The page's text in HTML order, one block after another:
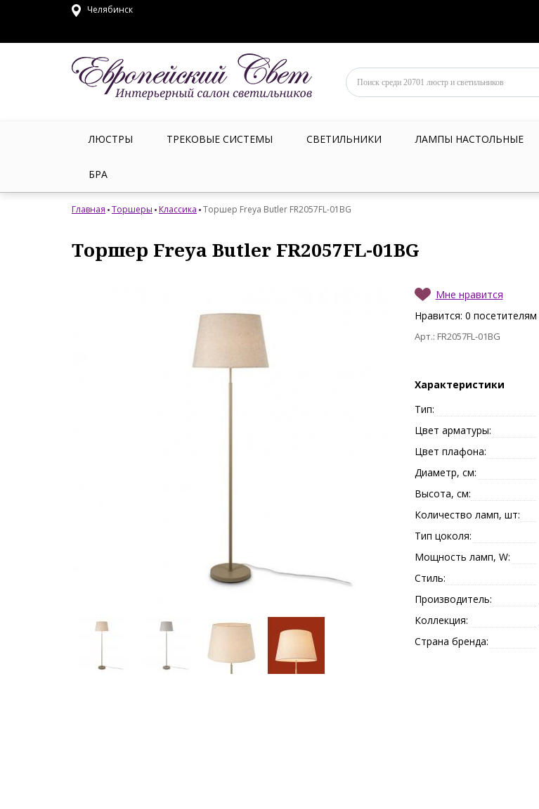
Челябинск
ЛЮСТРЫ ТРЕКОВЫЕ СИСТЕМЫ СВЕТИЛЬНИКИ ЛАМПЫ НАСТОЛЬНЫЕ
БРА
Главная Торшеры Классика Торшер Freya Butler FR2057FL-01BG
Торшер Freya Butler FR2057FL-01BG
Мне нравится
Нравится: 0 посетителям
Арт.: FR2057FL-01BG
Характеристики
Тип:
Цвет арматуры:
Цвет плафона:
Диаметр, см:
Высота, см:
Количество ламп, шт:
Тип цоколя:
Мощность ламп, W:
Стиль:
Производитель:
Коллекция:
Страна бренда: